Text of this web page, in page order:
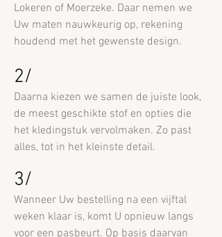
Lokeren of Moerzeke. Daar nemen we
Uw maten nauwkeurig op, rekening
houdend met het gewenste design.
2/
Daarna kiezen we samen de juiste look,
de meest geschikte stof en opties die
het kledingstuk vervolmaken. Zo past
alles, tot in het kleinste detail.
3/
Wanneer Uw bestelling na een vijftal
weken klaar is, komt U opnieuw langs
voor een pasbeurt. Op basis daarvan